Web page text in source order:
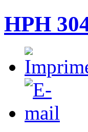
HPH